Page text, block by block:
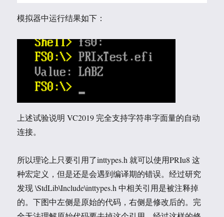
模拟器中运行结果如下：
上述试验说明 VC2019 完全支持字符串字面量的自动
连接。
所以理论上只要引用了inttypes.h 就可以使用PRIu8 这
种宏定义，但是还是会遇到编译期的错误。经过研究
发现 \StdLib\Include\inttypes.h 中相关引用是被注释掉
的。下图中左侧是原始的代码，右侧是修改后的。完